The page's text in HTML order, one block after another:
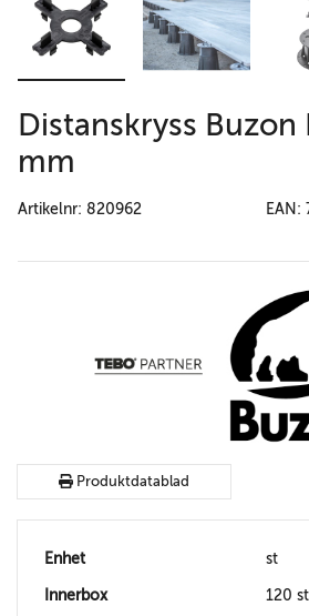
Distanskryss Buzon
mm
Artikelnr: 820962 EAN:
Produktdatablad
Enhet st
Innerbox 120 st